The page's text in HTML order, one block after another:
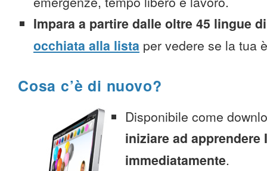
Impara a partire dalle oltre 45 lingue
occhiata alla lista per vedere se la tua
Cosa c’è di nuovo?
Disponibile come
iniziare ad apprendere
immediatamente.